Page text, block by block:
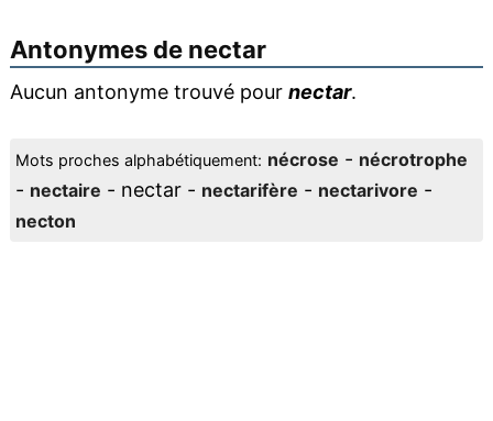
Antonymes de nectar
Aucun antonyme trouvé pour nectar.
Mots proches alphabétiquement: nécrose - nécrotrophe
- nectaire - nectar - nectarifère - nectarivore -
necton